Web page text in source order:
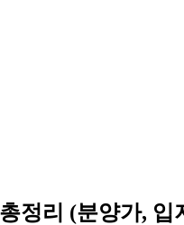
정리 (분양가, 입